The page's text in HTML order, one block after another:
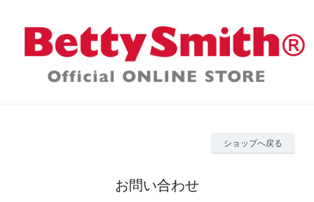
ショップへ戻る
お問い合わせ